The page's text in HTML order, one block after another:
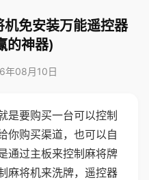
免安装万能遥控器
的神器)
年08月10日
是要购买一台可以控制
你购买渠道，也可以自
通过主板来控制麻将牌
麻将机来洗牌，遥控器